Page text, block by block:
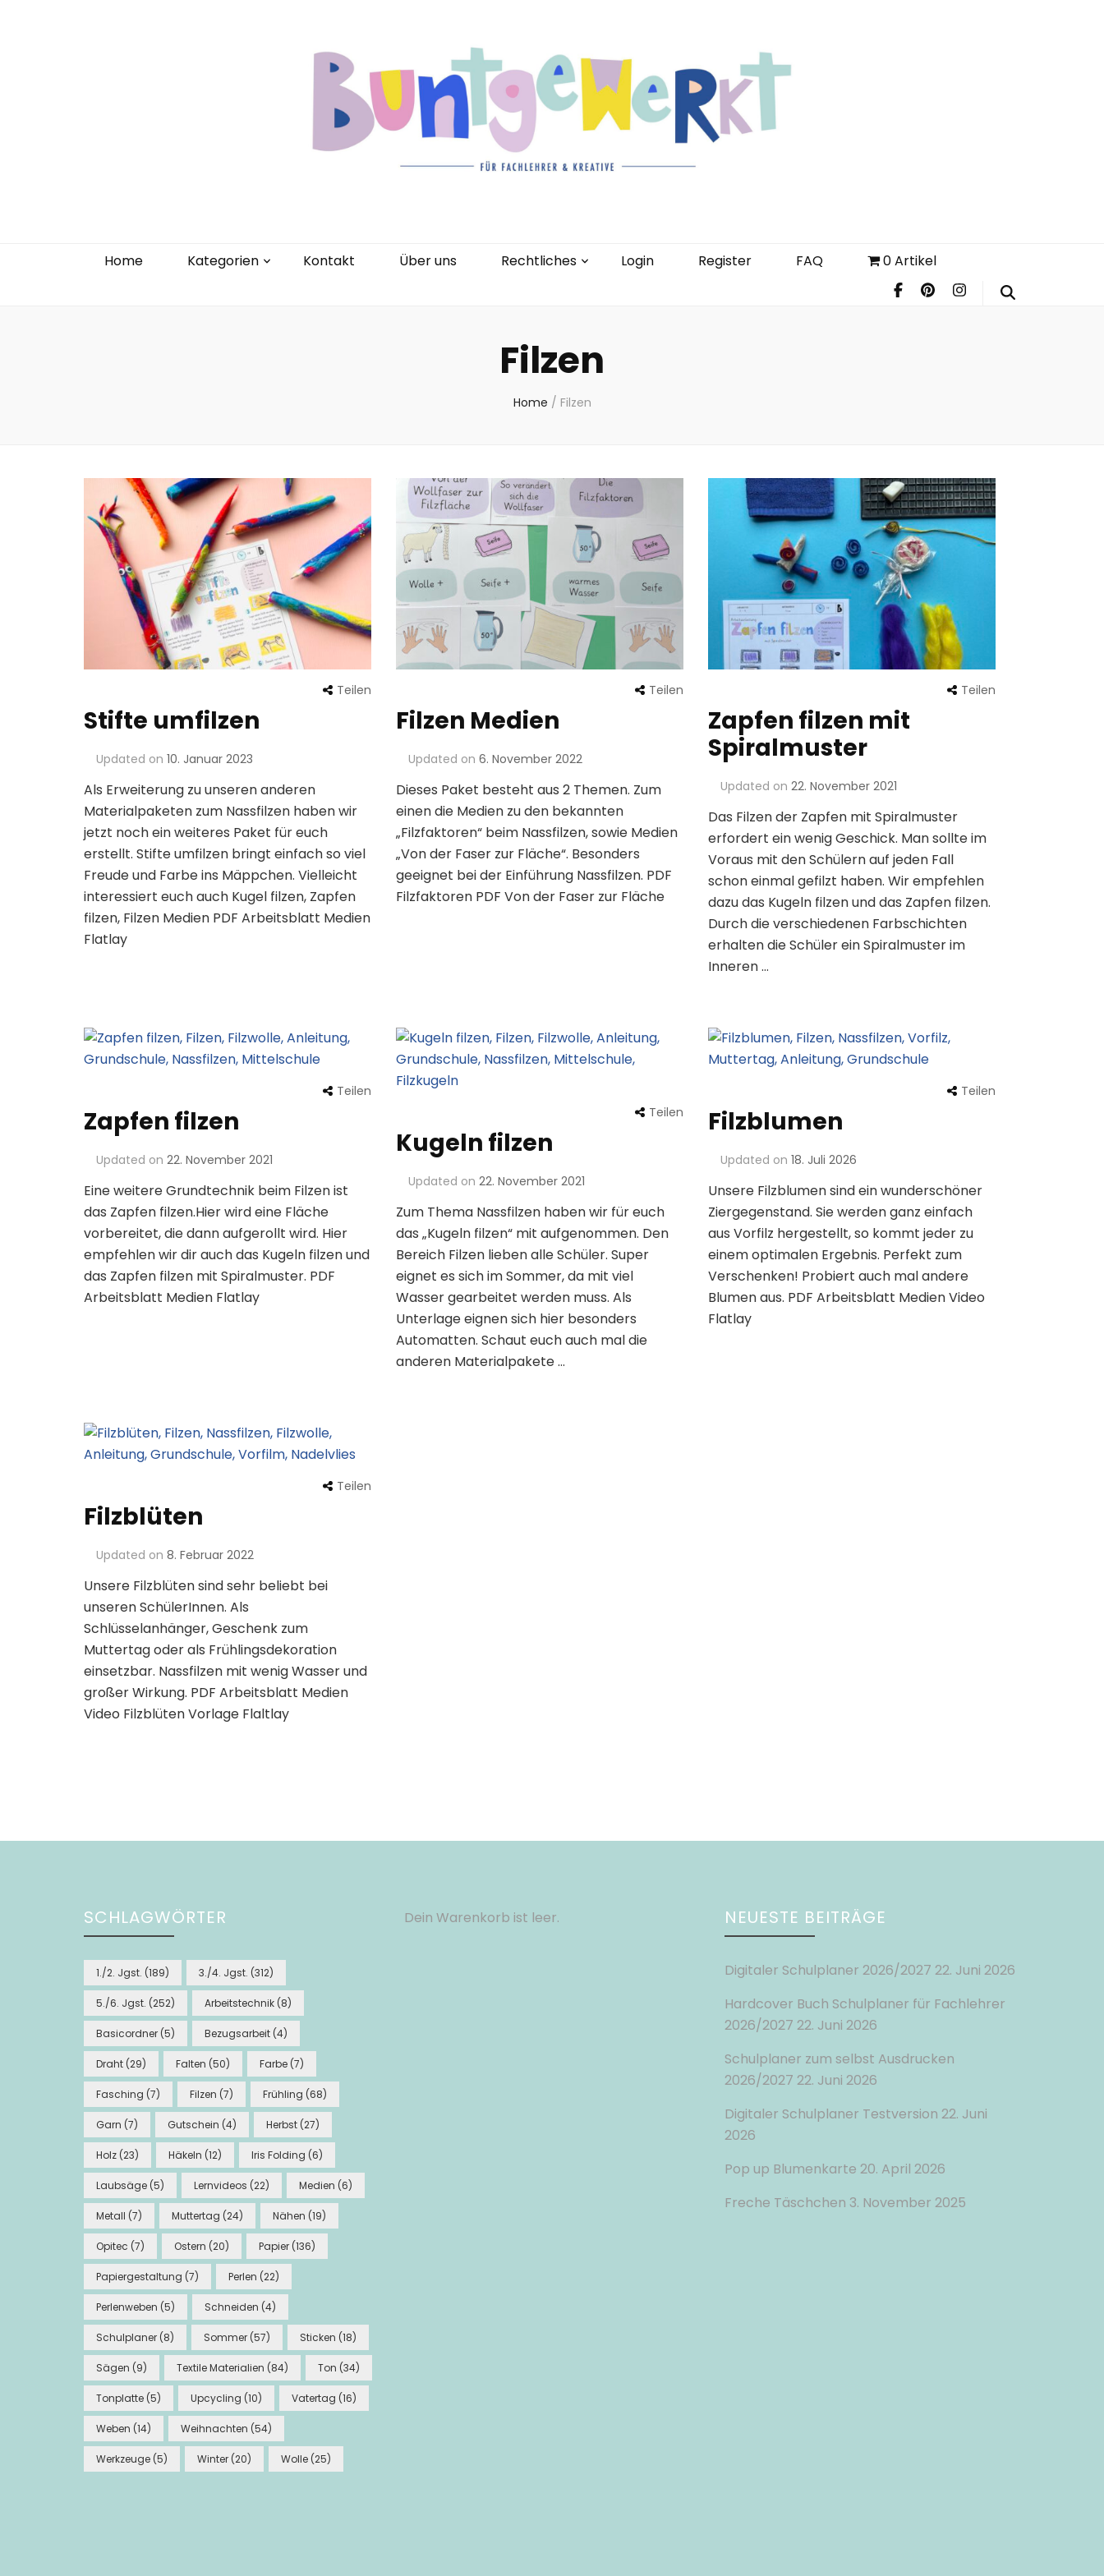
Home Kategorien Kontakt Über uns Rechtliches Login Register FAQ 0 Artikel
Filzen
Home / Filzen
Teilen
Stifte umfilzen
Updated on 10. Januar 2023
Als Erweiterung zu unseren anderen
Materialpaketen zum Nassfilzen haben wir
jetzt noch ein weiteres Paket für euch
erstellt. Stifte umfilzen bringt einfach so viel
Freude und Farbe ins Mäppchen. Vielleicht
interessiert euch auch Kugel filzen, Zapfen
filzen, Filzen Medien PDF Arbeitsblatt Medien
Flatlay
Teilen
Filzen Medien
Updated on 6. November 2022
Dieses Paket besteht aus 2 Themen. Zum
einen die Medien zu den bekannten
„Filzfaktoren“ beim Nassfilzen, sowie Medien
„Von der Faser zur Fläche“. Besonders
geeignet bei der Einführung Nassfilzen. PDF
Filzfaktoren PDF Von der Faser zur Fläche
Teilen
Zapfen filzen mit
Spiralmuster
Updated on 22. November 2021
Das Filzen der Zapfen mit Spiralmuster
erfordert ein wenig Geschick. Man sollte im
Voraus mit den Schülern auf jeden Fall
schon einmal gefilzt haben. Wir empfehlen
dazu das Kugeln filzen und das Zapfen filzen.
Durch die verschiedenen Farbschichten
erhalten die Schüler ein Spiralmuster im
Inneren …
Teilen
Zapfen filzen
Updated on 22. November 2021
Eine weitere Grundtechnik beim Filzen ist
das Zapfen filzen.Hier wird eine Fläche
vorbereitet, die dann aufgerollt wird. Hier
empfehlen wir dir auch das Kugeln filzen und
das Zapfen filzen mit Spiralmuster. PDF
Arbeitsblatt Medien Flatlay
Teilen
Kugeln filzen
Updated on 22. November 2021
Zum Thema Nassfilzen haben wir für euch
das „Kugeln filzen“ mit aufgenommen. Den
Bereich Filzen lieben alle Schüler. Super
eignet es sich im Sommer, da mit viel
Wasser gearbeitet werden muss. Als
Unterlage eignen sich hier besonders
Automatten. Schaut euch auch mal die
anderen Materialpakete …
Teilen
Filzblumen
Updated on 18. Juli 2026
Unsere Filzblumen sind ein wunderschöner
Ziergegenstand. Sie werden ganz einfach
aus Vorfilz hergestellt, so kommt jeder zu
einem optimalen Ergebnis. Perfekt zum
Verschenken! Probiert auch mal andere
Blumen aus. PDF Arbeitsblatt Medien Video
Flatlay
Teilen
Filzblüten
Updated on 8. Februar 2022
Unsere Filzblüten sind sehr beliebt bei
unseren SchülerInnen. Als
Schlüsselanhänger, Geschenk zum
Muttertag oder als Frühlingsdekoration
einsetzbar. Nassfilzen mit wenig Wasser und
großer Wirkung. PDF Arbeitsblatt Medien
Video Filzblüten Vorlage Flaltlay
SCHLAGWÖRTER
1./2. Jgst. (189) 3./4. Jgst. (312)
5./6. Jgst. (252) Arbeitstechnik (8)
Basicordner (5) Bezugsarbeit (4)
Draht (29) Falten (50) Farbe (7)
Fasching (7) Filzen (7) Frühling (68)
Garn (7) Gutschein (4) Herbst (27)
Holz (23) Häkeln (12) Iris Folding (6)
Laubsäge (5) Lernvideos (22) Medien (6)
Metall (7) Muttertag (24) Nähen (19)
Opitec (7) Ostern (20) Papier (136)
Papiergestaltung (7) Perlen (22)
Perlenweben (5) Schneiden (4)
Schulplaner (8) Sommer (57) Sticken (18)
Sägen (9) Textile Materialien (84) Ton (34)
Tonplatte (5) Upcycling (10) Vatertag (16)
Weben (14) Weihnachten (54)
Werkzeuge (5) Winter (20) Wolle (25)
Dein Warenkorb ist leer. NEUESTE BEITRÄGE
Digitaler Schulplaner 2026/2027 22. Juni 2026
Hardcover Buch Schulplaner für Fachlehrer
2026/2027 22. Juni 2026
Schulplaner zum selbst Ausdrucken
2026/2027 22. Juni 2026
Digitaler Schulplaner Testversion 22. Juni
2026
Pop up Blumenkarte 20. April 2026
Freche Täschchen 3. November 2025